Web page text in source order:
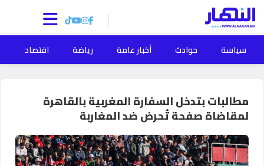
سياسة حوادث أخبار عامة رياضة اقتصاد
مطالبات بتدخل السفارة المغربية بالقاهرة
لمقاضاة صفحة تُحرض ضد المغاربة